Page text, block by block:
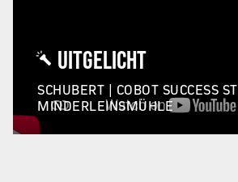
UITGELICHT
SCHUBERT | COBOT SUCCESS
MINDERLEINSMÜHLE